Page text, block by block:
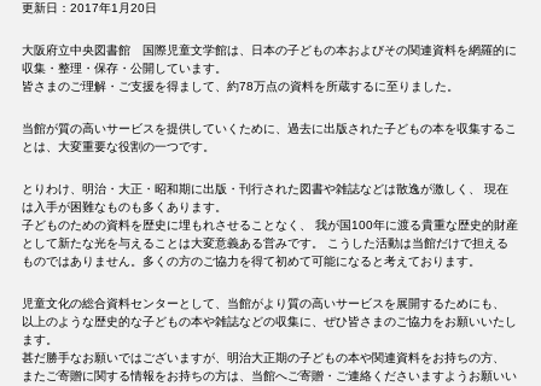
更新日：2017年1月20日
大阪府立中央図書館 国際児童文学館は、日本の子どもの本およびその関連資料を網羅的に
収集・整理・保存・公開しています。
皆さまのご理解・ご支援を得まして、約78万点の資料を所蔵するに至りました。
当館が質の高いサービスを提供していくために、過去に出版された子どもの本を収集するこ
とは、大変重要な役割の一つです。
とりわけ、明治・大正・昭和期に出版・刊行された図書や雑誌などは散逸が激しく、 現在
は入手が困難なものも多くあります。
子どものための資料を歴史に埋もれさせることなく、 我が国100年に渡る貴重な歴史的財産
として新たな光を与えることは大変意義ある営みです。 こうした活動は当館だけで担える
ものではありません。多くの方のご協力を得て初めて可能になると考えております。
児童文化の総合資料センターとして、当館がより質の高いサービスを展開するためにも、
以上のような歴史的な子どもの本や雑誌などの収集に、ぜひ皆さまのご協力をお願いいたし
ます。
甚だ勝手なお願いではございますが、明治大正期の子どもの本や関連資料をお持ちの方、
またご寄贈に関する情報をお持ちの方は、当館へご寄贈・ご連絡くださいますようお願いい